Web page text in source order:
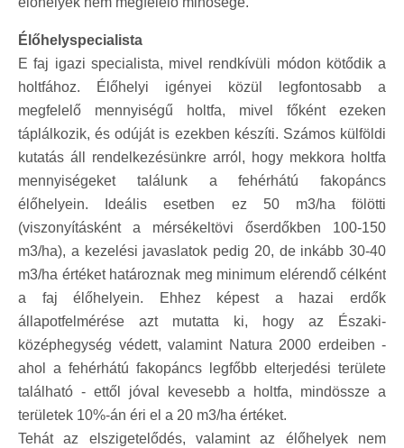
Élőhelyspecialista
E faj igazi specialista, mivel rendkívüli módon kötődik a
holtfához. Élőhelyi igényei közül legfontosabb a
megfelelő mennyiségű holtfa, mivel főként ezeken
táplálkozik, és odúját is ezekben készíti. Számos külföldi
kutatás áll rendelkezésünkre arról, hogy mekkora holtfa
mennyiségeket találunk a fehérhátú fakopáncs
élőhelyein. Ideális esetben ez 50 m3/ha fölötti
(viszonyításként a mérsékeltövi őserdőkben 100-150
m3/ha), a kezelési javaslatok pedig 20, de inkább 30-40
m3/ha értéket határoznak meg minimum elérendő célként
a faj élőhelyein. Ehhez képest a hazai erdők
állapotfelmérése azt mutatta ki, hogy az Északi-
középhegység védett, valamint Natura 2000 erdeiben -
ahol a fehérhátú fakopáncs legfőbb elterjedési területe
található - ettől jóval kevesebb a holtfa, mindössze a
területek 10%-án éri el a 20 m3/ha értéket.
Tehát az elszigetelődés, valamint az élőhelyek nem